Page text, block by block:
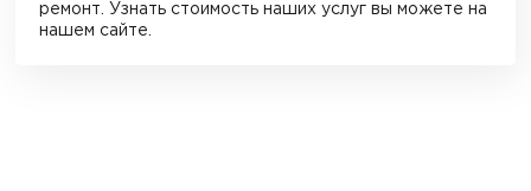
ремонт. Узнать стоимость наших услуг вы можете на
нашем сайте.